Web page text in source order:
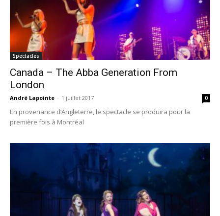
Spectacles
Canada – The Abba Generation From
London
André Lapointe - 1 juillet 2017 0
En provenance d’Angleterre, le spectacle se produira pour la
première fois à Montréal